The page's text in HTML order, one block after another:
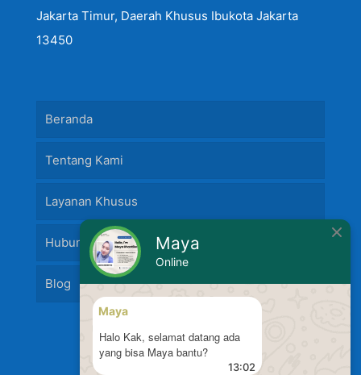
Jakarta Timur, Daerah Khusus Ibukota Jakarta
13450
Beranda
Tentang Kami
Layanan Khusus
Hubungi Kami
Blog
Maya
Online
Maya
Halo Kak, selamat datang ada
yang bisa Maya bantu?
13:02